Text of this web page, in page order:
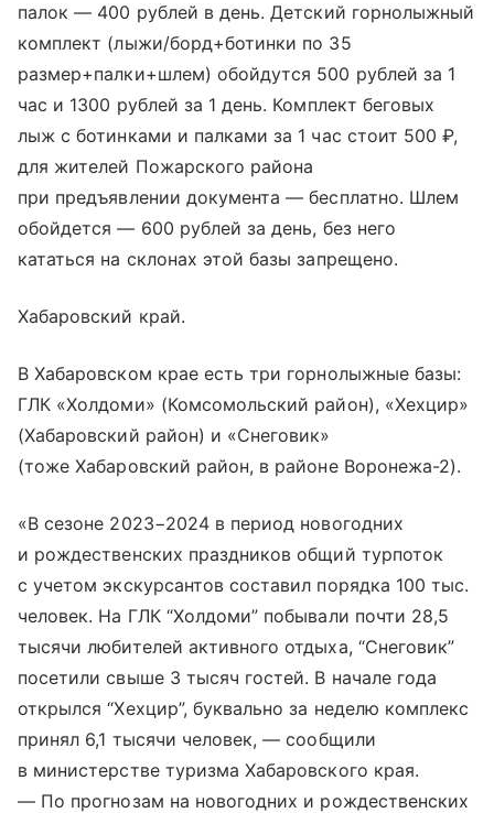
палок — 400 рублей в день. Детский горнолыжный
комплект (лыжи/борд+ботинки по 35
размер+палки+шлем) обойдутся 500 рублей за 1
час и 1300 рублей за 1 день. Комплект беговых
лыж с ботинками и палками за 1 час стоит 500 ₽,
для жителей Пожарского района
при предъявлении документа — бесплатно. Шлем
обойдется — 600 рублей за день, без него
кататься на склонах этой базы запрещено.
Хабаровский край.
В Хабаровском крае есть три горнолыжные базы:
ГЛК «Холдоми» (Комсомольский район), «Хехцир»
(Хабаровский район) и «Снеговик»
(тоже Хабаровский район, в районе Воронежа-2).
«В сезоне 2023−2024 в период новогодних
и рождественских праздников общий турпоток
с учетом экскурсантов составил порядка 100 тыс.
человек. На ГЛК “Холдоми” побывали почти 28,5
тысячи любителей активного отдыха, “Снеговик”
посетили свыше 3 тысяч гостей. В начале года
открылся “Хехцир”, буквально за неделю комплекс
принял 6,1 тысячи человек, — сообщили
в министерстве туризма Хабаровского края.
— По прогнозам на новогодних и рождественских